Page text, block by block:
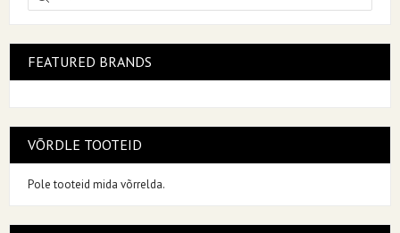
FEATURED BRANDS
VÕRDLE TOOTEID
Pole tooteid mida võrrelda.